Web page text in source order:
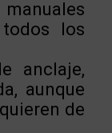
los
anclaje,
aunque
de